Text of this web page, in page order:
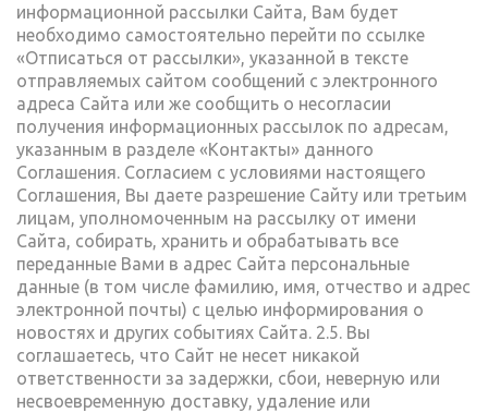
информационной рассылки Сайта, Вам будет
необходимо самостоятельно перейти по ссылке
«Отписаться от рассылки», указанной в тексте
отправляемых сайтом сообщений с электронного
адреса Сайта или же сообщить о несогласии
получения информационных рассылок по адресам,
указанным в разделе «Контакты» данного
Соглашения. Согласием с условиями настоящего
Соглашения, Вы даете разрешение Сайту или третьим
лицам, уполномоченным на рассылку от имени
Сайта, собирать, хранить и обрабатывать все
переданные Вами в адрес Сайта персональные
данные (в том числе фамилию, имя, отчество и адрес
электронной почты) с целью информирования о
новостях и других событиях Сайта. 2.5. Вы
соглашаетесь, что Сайт не несет никакой
ответственности за задержки, сбои, неверную или
несвоевременную доставку, удаление или